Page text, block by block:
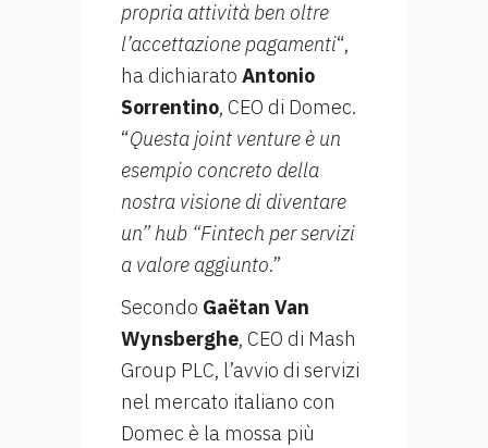
propria attività ben oltre
l’accettazione pagamenti“,
ha dichiarato Antonio
Sorrentino, CEO di Domec.
“Questa joint venture è un
esempio concreto della
nostra visione di diventare
un” hub “Fintech per servizi
a valore aggiunto.”
Secondo Gaëtan Van
Wynsberghe, CEO di Mash
Group PLC, l’avvio di servizi
nel mercato italiano con
Domec è la mossa più